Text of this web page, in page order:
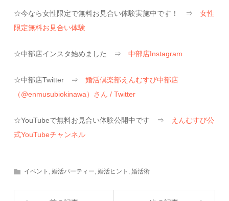
☆今なら女性限定で無料お見合い体験実施中です！ ⇒女性
限定無料お見合い体験
☆中部店インスタ始めました ⇒中部店Instagram
☆中部店Twitter ⇒婚活倶楽部えんむすび中部店
（@enmusubiokinawa）さん / Twitter
☆YouTubeで無料お見合い体験公開中です ⇒
えんむすび公
式YouTubeチャンネル
イベント ,婚活パーティー,婚活ヒント ,婚活術